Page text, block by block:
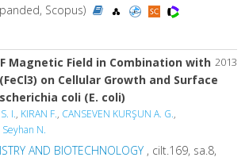
Scopus)
2013
Magnetic Field in Combination with
on Cellular Growth and Surface
coli (E. coli)
I., KIRAN F., CANSEVEN KURŞUN A. G.,
Seyhan N.
AND BIOTECHNOLOGY , cilt.169, sa.8,